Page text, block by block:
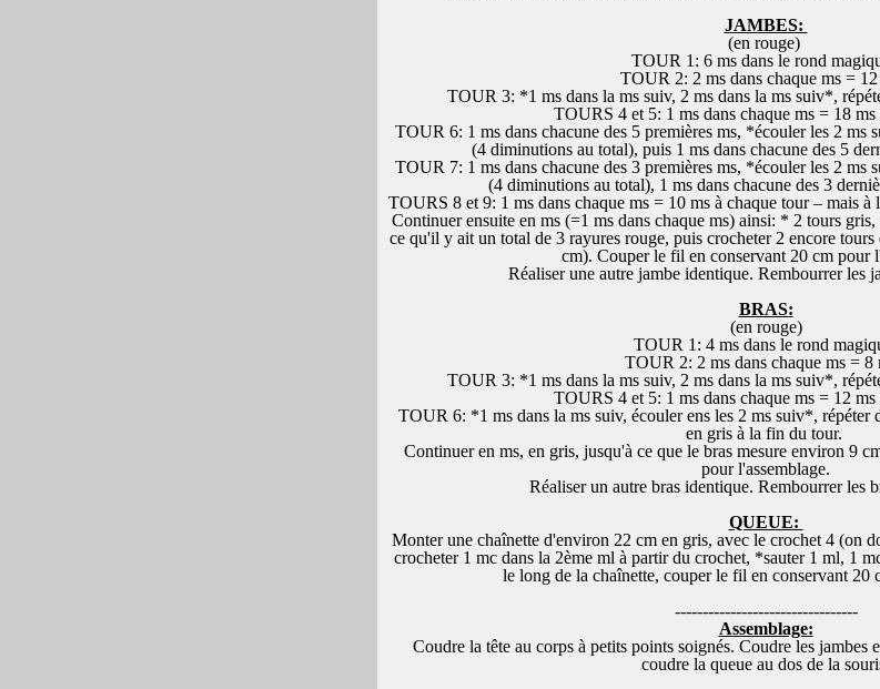
JAMBES:
(en rouge)
TOUR 1: 6 ms dans le rond
TOUR 2: 2 ms dans chaque ms = 12
TOUR 3: *1 ms dans la ms suiv, 2 ms dans la ms suiv*,
TOURS 4 et 5: 1 ms dans chaque ms = 18 ms
TOUR 6: 1 ms dans chacune des 5 premières ms, *écouler les 2
(4 diminutions au total), puis 1 ms dans chacune des 5
TOUR 7: 1 ms dans chacune des 3 premières ms, *écouler les 2
(4 diminutions au total), 1 ms dans chacune des 3
TOURS 8 et 9: 1 ms dans chaque ms = 10 ms à chaque tour – mais
Continuer ensuite en ms (=1 ms dans chaque ms) ainsi: * 2 tours
ce qu'il y ait un total de 3 rayures rouge, puis crocheter 2 encore
cm). Couper le fil en conservant 20 cm pour
Réaliser une autre jambe identique. Rembourrer les
BRAS:
(en rouge)
TOUR 1: 4 ms dans le rond
TOUR 2: 2 ms dans chaque ms = 8
TOUR 3: *1 ms dans la ms suiv, 2 ms dans la ms suiv*,
TOURS 4 et 5: 1 ms dans chaque ms = 12 ms
TOUR 6: *1 ms dans la ms suiv, écouler ens les 2 ms suiv*,
en gris à la fin du tour.
Continuer en ms, en gris, jusqu'à ce que le bras mesure environ 9
pour l'assemblage.
Réaliser un autre bras identique. Rembourrer les
QUEUE:
Monter une chaînette d'environ 22 cm en gris, avec le crochet 4 (on
crocheter 1 mc dans la 2ème ml à partir du crochet, *sauter 1 ml, 1
le long de la chaînette, couper le fil en conservant 20
---------------------------------
Assemblage:
Coudre la tête au corps à petits points soignés. Coudre les jambes
coudre la queue au dos de la